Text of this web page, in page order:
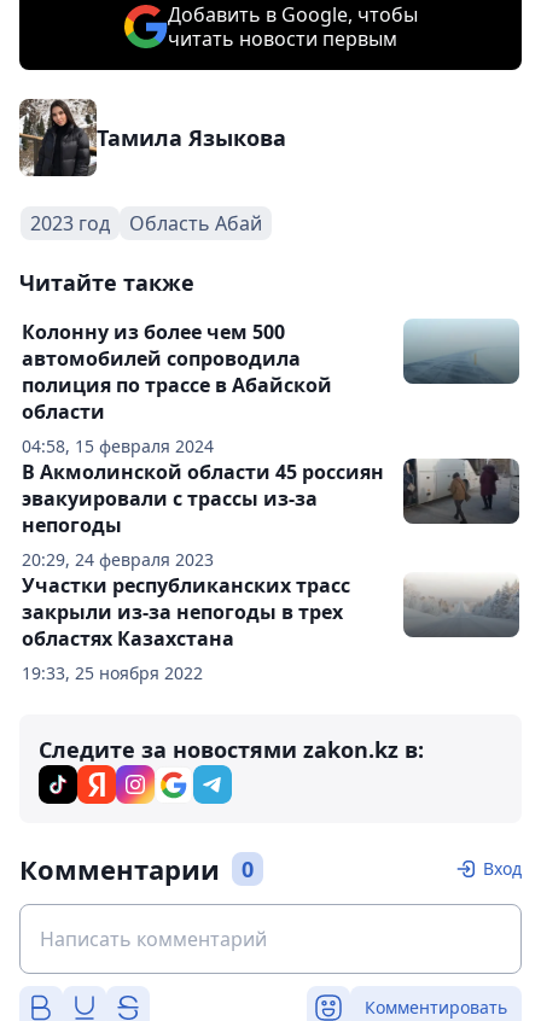
Добавить в Google, чтобы
читать новости первым
Тамила Языкова
2023 год Область Абай
Читайте также
04:58, 15 февраля 2024
Колонну из более чем 500
автомобилей сопроводила
полиция по трассе в Абайской
области
20:29, 24 февраля 2023
В Акмолинской области 45 россиян
эвакуировали с трассы из-за
непогоды
19:33, 25 ноября 2022
Участки республиканских трасс
закрыли из-за непогоды в трех
областях Казахстана
Следите за новостями zakon.kz в:
Комментарии 0 Вход
Комментировать